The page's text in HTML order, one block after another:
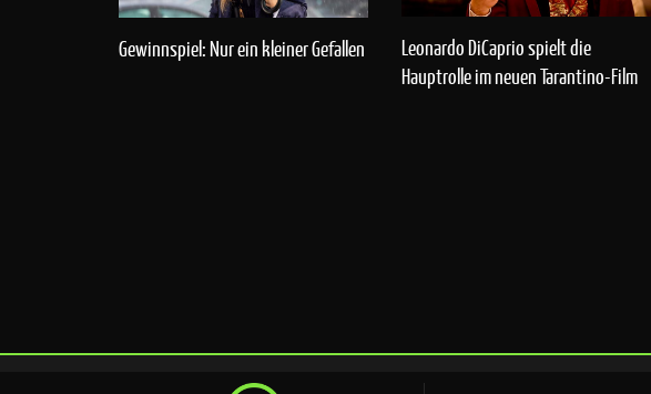
Gewinnspiel: Nur ein kleiner Gefallen
Leonardo DiCaprio spielt die
Hauptrolle im neuen Tarantino-Film